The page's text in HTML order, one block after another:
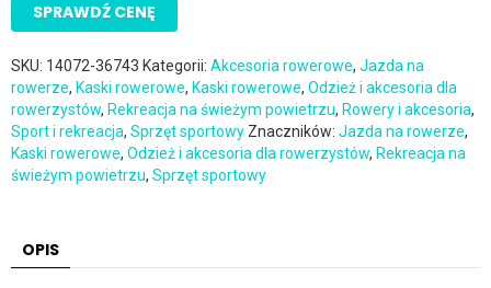
SPRAWDŹ CENĘ
SKU: 14072-36743 Kategorii: Akcesoria rowerowe, Jazda na
rowerze, Kaski rowerowe, Kaski rowerowe, Odzież i akcesoria dla
rowerzystów, Rekreacja na świeżym powietrzu, Rowery i akcesoria,
Sport i rekreacja, Sprzęt sportowy Znaczników: Jazda na rowerze,
Kaski rowerowe, Odzież i akcesoria dla rowerzystów, Rekreacja na
świeżym powietrzu, Sprzęt sportowy
OPIS